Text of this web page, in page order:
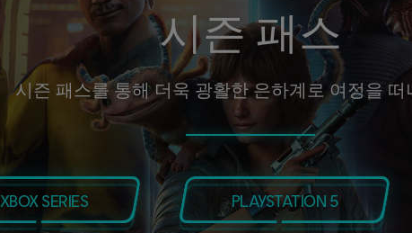
시즌 패스
시즌 패스를 통해 더욱 광활한 은하계로 여정을 떠
XBOX SERIES PLAYSTATION 5